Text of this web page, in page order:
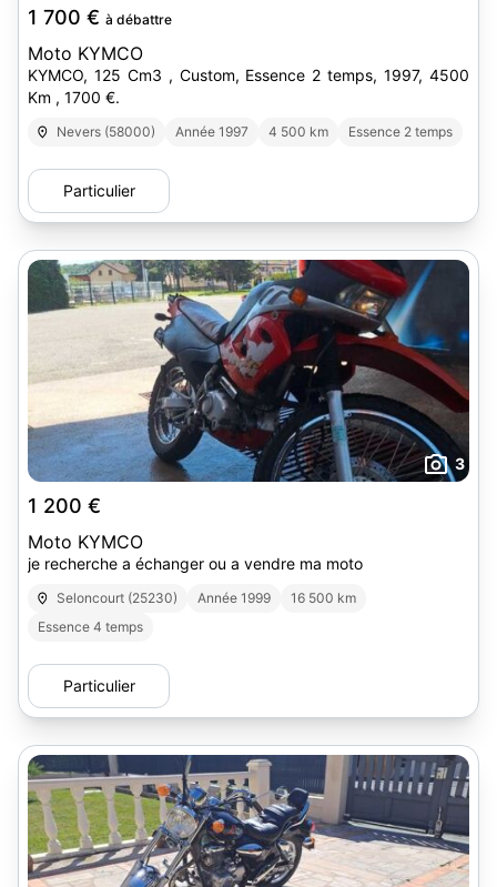
1 700 € à débattre
Moto KYMCO
KYMCO, 125 Cm3 , Custom, Essence 2 temps, 1997, 4500
Km , 1700 €.
Nevers (58000) Année 1997 4 500 km Essence 2 temps
Particulier
3
1 200 €
Moto KYMCO
je recherche a échanger ou a vendre ma moto
Seloncourt (25230) Année 1999
16 500 km
Essence 4 temps
Particulier